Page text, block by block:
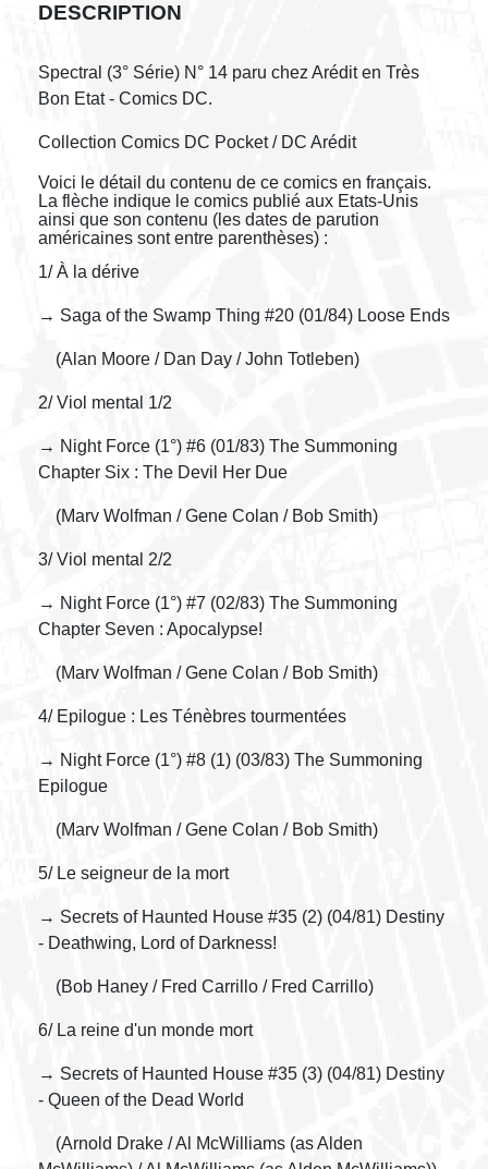
DESCRIPTION
Spectral (3° Série) N° 14 paru chez Arédit en Très
Bon Etat - Comics DC.
Collection Comics DC Pocket / DC Arédit
Voici le détail du contenu de ce comics en français.
La flèche indique le comics publié aux Etats-Unis
ainsi que son contenu (les dates de parution
américaines sont entre parenthèses) :
1/ À la dérive
→ Saga of the Swamp Thing #20 (01/84) Loose Ends
(Alan Moore / Dan Day / John Totleben)
2/ Viol mental 1/2
→ Night Force (1°) #6 (01/83) The Summoning
Chapter Six : The Devil Her Due
(Marv Wolfman / Gene Colan / Bob Smith)
3/ Viol mental 2/2
→ Night Force (1°) #7 (02/83) The Summoning
Chapter Seven : Apocalypse!
(Marv Wolfman / Gene Colan / Bob Smith)
4/ Epilogue : Les Ténèbres tourmentées
→ Night Force (1°) #8 (1) (03/83) The Summoning
Epilogue
(Marv Wolfman / Gene Colan / Bob Smith)
5/ Le seigneur de la mort
→ Secrets of Haunted House #35 (2) (04/81) Destiny
- Deathwing, Lord of Darkness!
(Bob Haney / Fred Carrillo / Fred Carrillo)
6/ La reine d'un monde mort
→ Secrets of Haunted House #35 (3) (04/81) Destiny
- Queen of the Dead World
(Arnold Drake / Al McWilliams (as Alden